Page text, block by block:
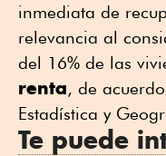
inmediata de
relevancia al
del 16% de las
renta, de
Estadística y
Te puede